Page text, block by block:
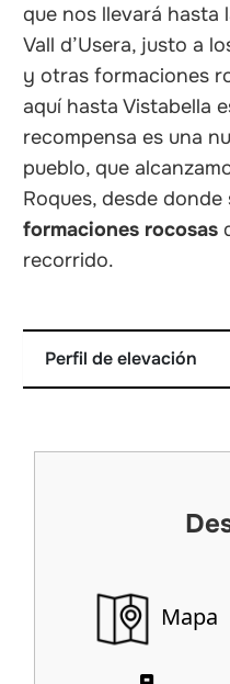
que nos llevará hasta
Vall d’Usera, justo a
y otras formaciones
aquí hasta Vistabella
recompensa es una
pueblo, que
Roques, desde
formaciones rocosas
recorrido.
Perfil de elevación
Mapa